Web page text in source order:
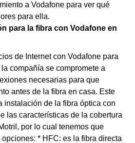
a Vodafone para ver qué
para ella.
para la fibra con Vodafone en
de Internet con Vodafone para
compañía se compromete a
necesarias para que
antes de la fibra en casa. Este
instalación de la fibra óptica con
las características de la cobertura
por lo cual tenemos que
* HFC: es la fibra directa